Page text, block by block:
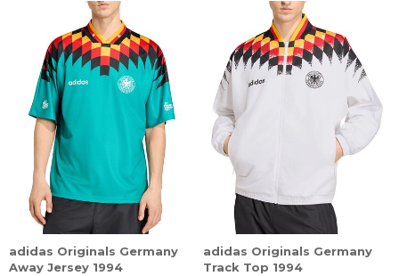
adidas Originals Germany
Away Jersey 1994
adidas Originals Germany
Track Top 1994